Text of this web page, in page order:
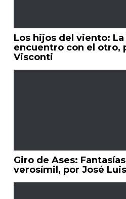
Los hijos del viento:
encuentro con el otro,
Visconti
Giro de Ases:
verosímil, por José